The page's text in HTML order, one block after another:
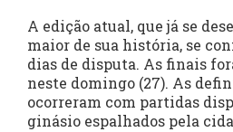
A edição atual, que já se
maior de sua história, se
dias de disputa. As finais
neste domingo (27). As
ocorreram com partidas
ginásio espalhados pela